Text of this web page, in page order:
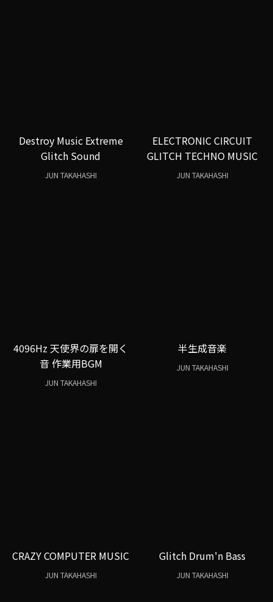
Destroy Music Extreme
Glitch Sound
JUN TAKAHASHI
ELECTRONIC CIRCUIT
GLITCH TECHNO MUSIC
JUN TAKAHASHI
4096Hz 天使界の扉を開く
音 作業用BGM
JUN TAKAHASHI
半生成音楽
JUN TAKAHASHI
CRAZY COMPUTER MUSIC
JUN TAKAHASHI
Glitch Drum'n Bass
JUN TAKAHASHI